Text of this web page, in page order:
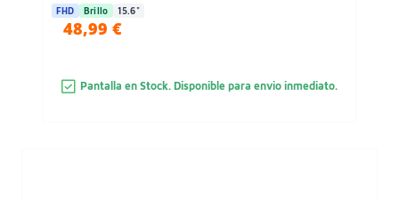
FHD Brillo 15.6"
48,99 €
Pantalla en Stock. Disponible para envio inmediato.